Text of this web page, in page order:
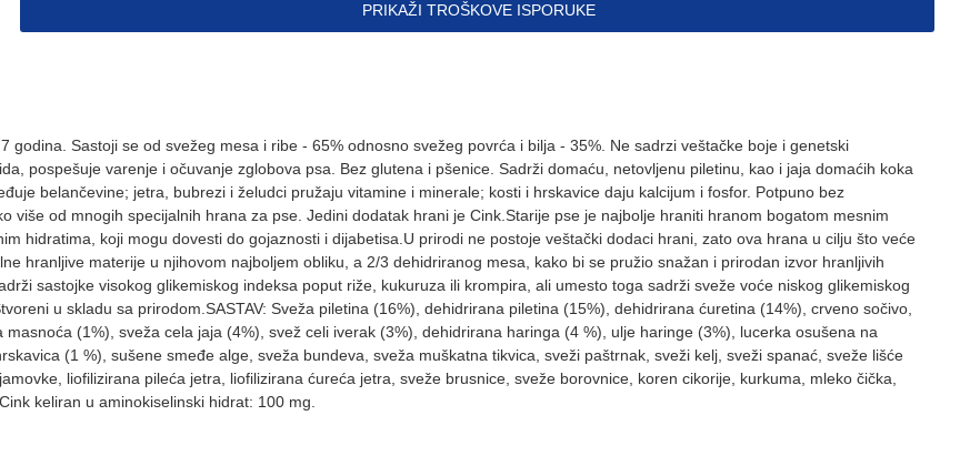
PRIKAŽI TROŠKOVE ISPORUKE
Sastoji se od svežeg mesa i ribe - 65% odnosno svežeg povrća i bilja - 35%. Ne sadrzi veštačke boje i genetski
pospešuje varenje i očuvanje zglobova psa. Bez glutena i pšenice. Sadrži domaću, netovljenu piletinu, kao i jaja domaćih koka
belančevine; jetra, bubrezi i želudci pružaju vitamine i minerale; kosti i hrskavice daju kalcijum i fosfor. Potpuno bez
više od mnogih specijalnih hrana za pse. Jedini dodatak hrani je Cink.Starije pse je najbolje hraniti hranom bogatom mesnim
hidratima, koji mogu dovesti do gojaznosti i dijabetisa.U prirodi ne postoje veštački dodaci hrani, zato ova hrana u cilju što veće
hranljive materije u njihovom najboljem obliku, a 2/3 dehidriranog mesa, kako bi se pružio snažan i prirodan izvor hranljivih
sastojke visokog glikemiskog indeksa poput riže, kukuruza ili krompira, ali umesto toga sadrži sveže voće niskog glikemiskog
u skladu sa prirodom.SASTAV: Sveža piletina (16%), dehidrirana piletina (15%), dehidrirana ćuretina (14%), crveno sočivo,
(1%), sveža cela jaja (4%), svež celi iverak (3%), dehidrirana haringa (4 %), ulje haringe (3%), lucerka osušena na
(1 %), sušene smeđe alge, sveža bundeva, sveža muškatna tikvica, sveži paštrnak, sveži kelj, sveži spanać, sveže lišće
liofilizirana pileća jetra, liofilizirana ćureća jetra, sveže brusnice, sveže borovnice, koren cikorije, kurkuma, mleko čička,
keliran u aminokiselinski hidrat: 100 mg.